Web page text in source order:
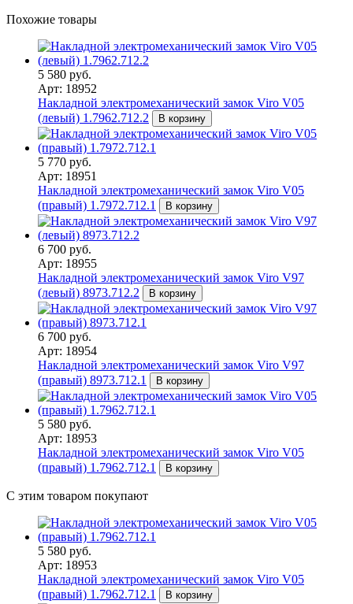
Похожие товары
5 580 руб.
Арт: 18952
Накладной электромеханический замок Viro V05
(левый) 1.7962.712.2
В корзину
5 770 руб.
Арт: 18951
Накладной электромеханический замок Viro V05
(правый) 1.7972.712.1
В корзину
6 700 руб.
Арт: 18955
Накладной электромеханический замок Viro V97
(левый) 8973.712.2
В корзину
6 700 руб.
Арт: 18954
Накладной электромеханический замок Viro V97
(правый) 8973.712.1
В корзину
5 580 руб.
Арт: 18953
Накладной электромеханический замок Viro V05
(правый) 1.7962.712.1
В корзину
С этим товаром покупают
5 580 руб.
Арт: 18953
Накладной электромеханический замок Viro V05
(правый) 1.7962.712.1
В корзину